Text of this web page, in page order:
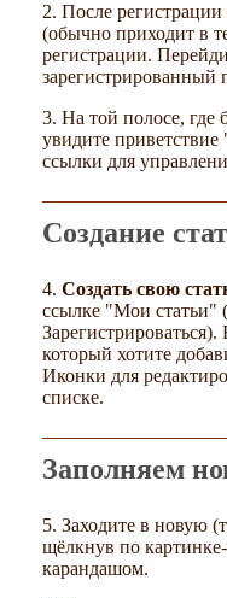
2. После
(обычно приходит в
регистрации.
зарегистрированный
3. На той полосе, где
увидите
ссылки для
Создание
4.Создать свою
ссылке "Мои статьи"
который хотите
Иконки для
списке.
Заполняем
5. Заходите в новую
щёлкнув по
карандашом.